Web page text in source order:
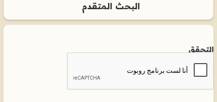
البحث المتقدم
التحقق